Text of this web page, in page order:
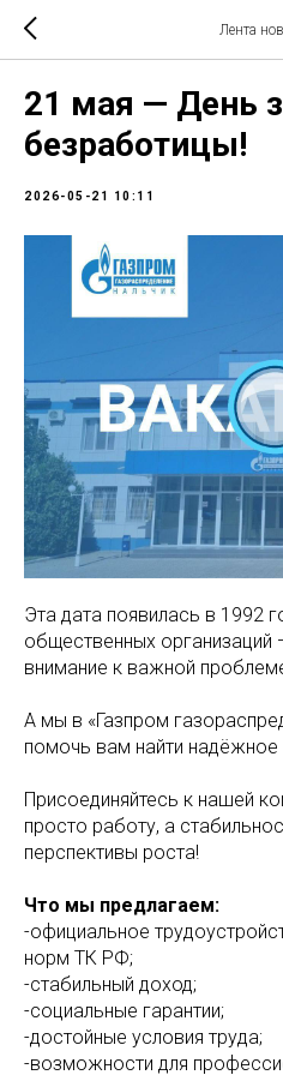
Лента
21 мая — День
безработицы!
2026-05-21 10:11
Эта дата появилась в 1992
общественных организаций
внимание к важной
А мы в «Газпром
помочь вам найти
Присоединяйтесь к нашей
просто работу, а
перспективы роста!
Что мы предлагаем:
-официальное
норм ТК РФ;
-стабильный доход;
-социальные гарантии;
-достойные условия труда;
-возможности для